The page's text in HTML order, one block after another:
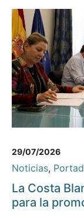
29/07/2026
Noticias,
La Costa
para la